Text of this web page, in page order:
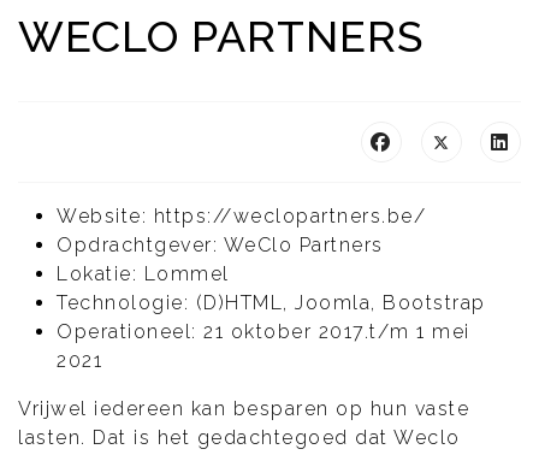
WECLO PARTNERS
Website: https://weclopartners.be/
Opdrachtgever: WeClo Partners
Lokatie: Lommel
Technologie: (D)HTML, Joomla, Bootstrap
Operationeel: 21 oktober 2017.t/m 1 mei
2021
Vrijwel iedereen kan besparen op hun vaste
lasten. Dat is het gedachtegoed dat Weclo